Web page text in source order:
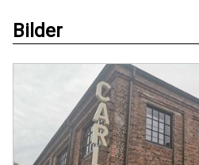
Bilder